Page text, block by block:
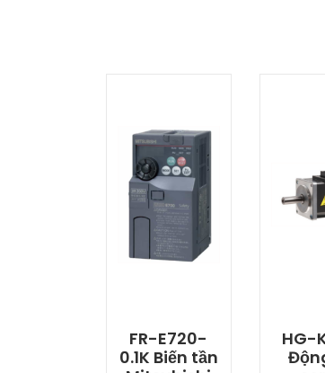
FR-E720-
0.1K Biến tần
HG-